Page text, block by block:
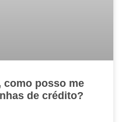
como posso me
de crédito?